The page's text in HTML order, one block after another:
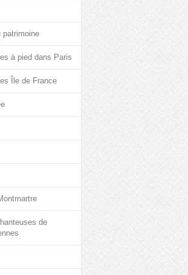
patrimoine
à pied dans Paris
Île de France
de